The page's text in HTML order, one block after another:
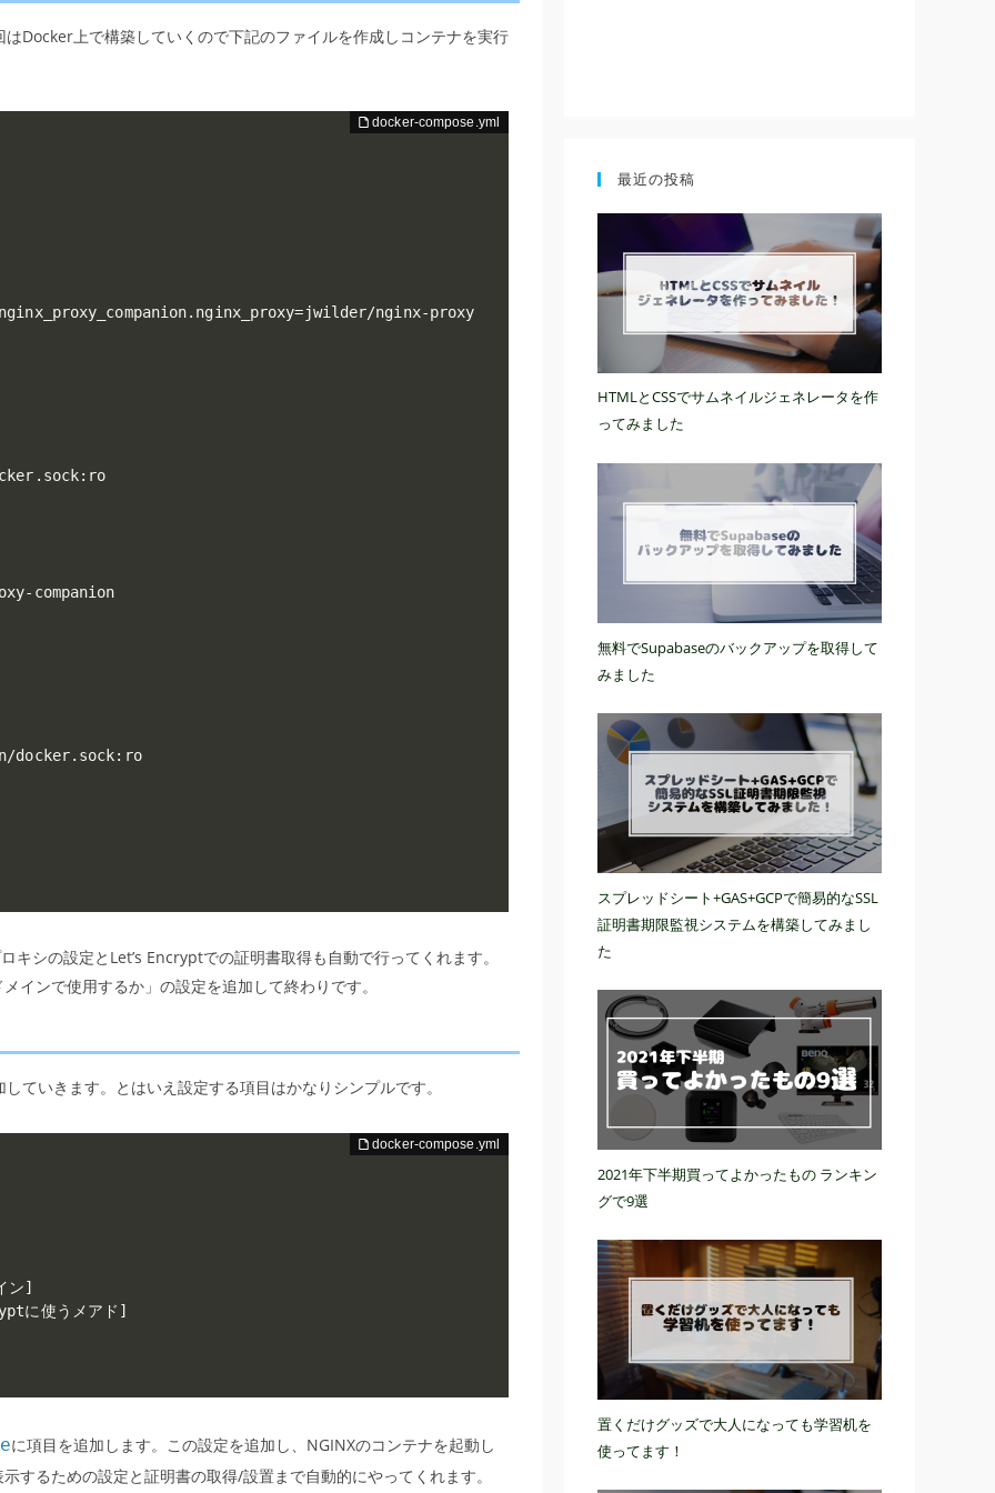
Docker上で構築していくので下記のファイルを作成しコンテナを実行
nginx-proxy
companion
docker.sock:ro
シの設定とLet’s Encryptでの証明書取得も自動で行ってくれます。
インで使用するか」の設定を追加して終わりです。
ていきます。とはいえ設定する項目はかなりシンプルです。
ン]
に使うメアド]
に項目を追加します。この設定を追加し、NGINXのコンテナを起動し
するための設定と証明書の取得/設置まで自動的にやってくれます。
最近の投稿
HTMLとCSSでサムネイルジェネレータを作
ってみました
無料でSupabaseのバックアップを取得して
みました
スプレッドシート+GAS+GCPで簡易的なSSL
証明書期限監視システムを構築してみまし
た
2021年下半期買ってよかったもの ランキン
グで9選
置くだけグッズで大人になっても学習机を
使ってます！